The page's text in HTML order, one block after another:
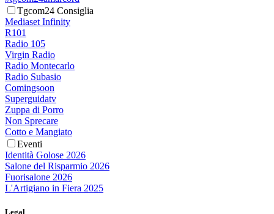
Tgcom24 Consiglia
Mediaset Infinity
R101
Radio 105
Virgin Radio
Radio Montecarlo
Radio Subasio
Comingsoon
Superguidatv
Zuppa di Porro
Non Sprecare
Cotto e Mangiato
Eventi
Identità Golose 2026
Salone del Risparmio 2026
Fuorisalone 2026
L'Artigiano in Fiera 2025
Legal